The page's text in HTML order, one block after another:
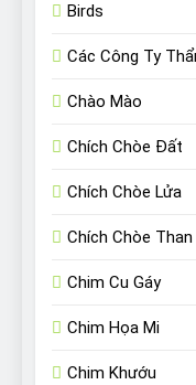
Birds
Các Công Ty
Chào Mào
Chích Chòe Đất
Chích Chòe Lửa
Chích Chòe Than
Chim Cu Gáy
Chim Họa Mi
Chim Khướu